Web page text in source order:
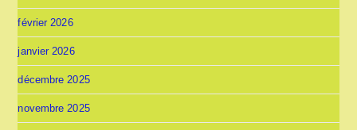
février 2026
janvier 2026
décembre 2025
novembre 2025